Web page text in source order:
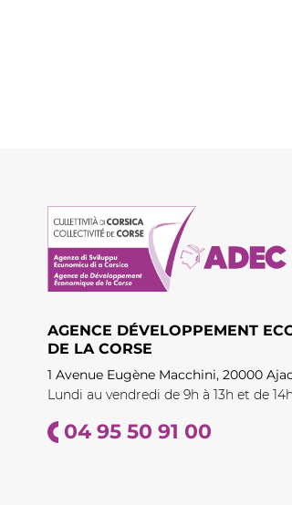
AGENCE DÉVELOPPEMENT
DE LA CORSE
1 Avenue Eugène Macchini, 20000
Lundi au vendredi de 9h à 13h et de
04 95 50 91 00